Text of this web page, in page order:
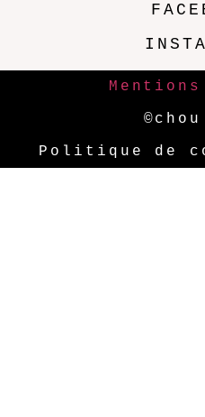
Politique de